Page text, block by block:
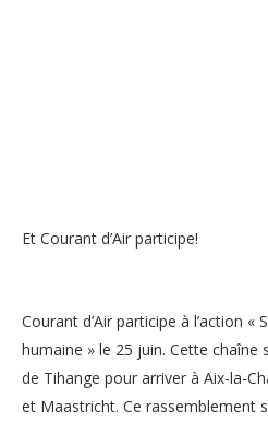
Et Courant d’Air participe!
Courant d’Air participe à l’action «
humaine » le 25 juin. Cette chaîne
de Tihange pour arriver à Aix-la-
et Maastricht. Ce rassemblement